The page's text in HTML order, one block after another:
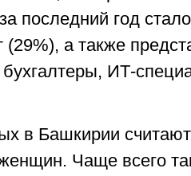
последний год
(29%), а также
ИТ-
в Башкирии
Чаще всего